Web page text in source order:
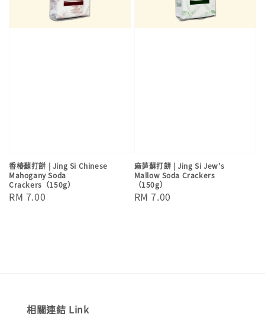
香椿蘇打餅 | Jing Si Chinese
Mahogany Soda
Crackers（150g）
Regular
RM 7.00
麻芛蘇打餅 | Jing Si Jew's
Mallow Soda Crackers
（150g）
Regular
RM 7.00
相關連結 Link